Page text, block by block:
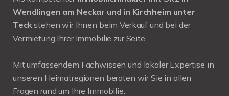
Wendlingen am Neckar und in Kirchheim unter
Teckstehen wir Ihnen beim Verkauf und bei der
Vermietung Ihrer Immobilie zur Seite.
Mit umfassendem Fachwissen und lokaler Expertise in
unseren Heimatregionen beraten wir Sie in allen
Fragen rund um Ihre Immobilie.